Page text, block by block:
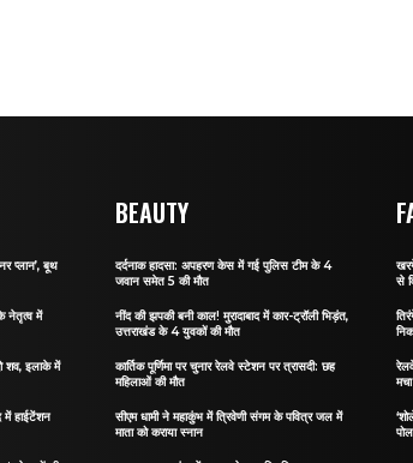
प्लान’, बूथ
नेतृत्व में
शव, इलाके में
में हाईटेंशन
BEAUTY
दर्दनाक हादसा: अपहरण केस में गई पुलिस टीम के 4
जवान समेत 5 की मौत
नींद की झपकी बनी काल! मुरादाबाद में कार-ट्रॉली भिड़ंत,
उत्तराखंड के 4 युवकों की मौत
कार्तिक पूर्णिमा पर चुनार रेलवे स्टेशन पर त्रासदी: छह
महिलाओं की मौत
सीएम धामी ने महाकुंभ में त्रिवेणी संगम के पवित्र जल में
माता को कराया स्नान
से